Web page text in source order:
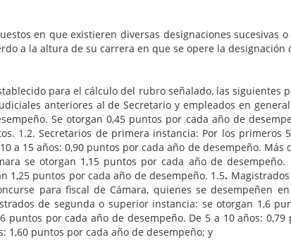
existieren diversas designaciones sucesivas o
a la altura de su carrera en que se opere la
el cálculo del rubro señalado, las siguientes
anteriores al de Secretario y empleados en
Se otorgan 0,45 puntos por cada año de
1.2. Secretarios de primera instancia: Por los
a 15 años: 0,90 puntos por cada año de desempeño.
se otorgan 1,15 puntos por cada año de
1,25 puntos por cada año de desempeño. 1.5.
para fiscal de Cámara, quienes se desempeñen
de segunda o superior instancia: se otorgan 1,6
puntos por cada año de desempeño. De 5 a 10 años:
1,60 puntos por cada año de desempeño; y